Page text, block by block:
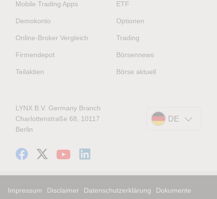
Mobile Trading Apps
Demokonto
Online-Broker Vergleich
Firmendepot
Teilaktien
ETF
Optionen
Trading
Börsennews
Börse aktuell
LYNX B.V. Germany Branch
Charlottenstraße 68, 10117
Berlin
DE
Impressum Disclaimer Datenschutzerklärung
Dokumente